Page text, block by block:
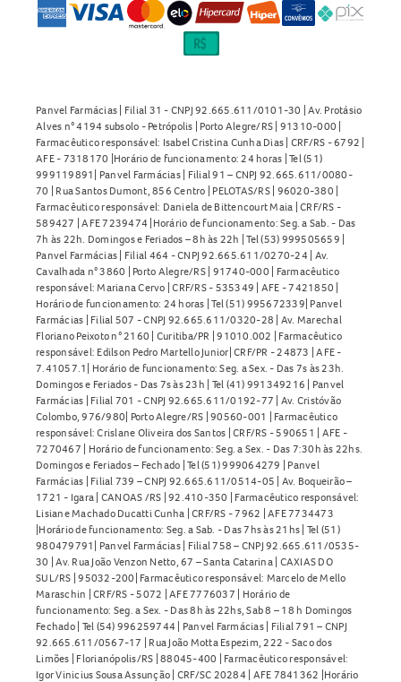
Panvel Farmácias | Filial 31 - CNPJ 92.665.611/0101-30 | Av. Protásio
Alves n° 4194 subsolo - Petrópolis | Porto Alegre/RS | 91310-000 |
Farmacêutico responsável: Isabel Cristina Cunha Dias | CRF/RS - 6792 |
AFE - 7318170 |Horário de funcionamento: 24 horas | Tel (51)
999119891| Panvel Farmácias | Filial 91 – CNPJ 92.665.611/0080-
70 | Rua Santos Dumont, 856 Centro | PELOTAS/RS | 96020-380 |
Farmacêutico responsável: Daniela de Bittencourt Maia | CRF/RS -
589427 | AFE 7239474 |Horário de funcionamento: Seg. a Sab. - Das
7h às 22h. Domingos e Feriados – 8h às 22h | Tel (53) 999505659 |
Panvel Farmácias | Filial 464 - CNPJ 92.665.611/0270-24 | Av.
Cavalhada n° 3860 | Porto Alegre/RS | 91740-000 | Farmacêutico
responsável: Mariana Cervo | CRF/RS - 535349 | AFE - 7421850 |
Horário de funcionamento: 24 horas | Tel (51) 995672339| Panvel
Farmácias | Filial 507 - CNPJ 92.665.611/0320-28 | Av. Marechal
Floriano Peixoto n° 2160 | Curitiba/PR | 91010.002 | Farmacêutico
responsável: Edilson Pedro Martello Junior| CRF/PR - 24873 | AFE -
7.41057.1| Horário de funcionamento: Seg. a Sex. - Das 7s às 23h.
Domingos e Feriados - Das 7s às 23h | Tel (41) 991349216 | Panvel
Farmácias | Filial 701 - CNPJ 92.665.611/0192-77 | Av. Cristóvão
Colombo, 976/980| Porto Alegre/RS | 90560-001 | Farmacêutico
responsável: Crislane Oliveira dos Santos | CRF/RS - 590651 | AFE -
7270467 | Horário de funcionamento: Seg. a Sex. - Das 7:30h às 22hs.
Domingos e Feriados – Fechado | Tel (51) 999064279 | Panvel
Farmácias | Filial 739 – CNPJ 92.665.611/0514-05 | Av. Boqueirão –
1721 - Igara | CANOAS /RS | 92.410-350 | Farmacêutico responsável:
Lisiane Machado Ducatti Cunha | CRF/RS - 7962 | AFE 7734473
|Horário de funcionamento: Seg. a Sab. - Das 7hs às 21hs | Tel (51)
980479791| Panvel Farmácias | Filial 758 – CNPJ 92.665.611/0535-
30 | Av. Rua João Venzon Netto, 67 – Santa Catarina | CAXIAS DO
SUL/RS | 95032-200| Farmacêutico responsável: Marcelo de Mello
Maraschin | CRF/RS - 5072 | AFE 7776037 | Horário de
funcionamento: Seg. a Sex. - Das 8h às 22hs, Sab 8 – 18 h Domingos
Fechado | Tel (54) 996259744 | Panvel Farmácias | Filial 791 – CNPJ
92.665.611/0567-17 | Rua João Motta Espezim, 222 - Saco dos
Limões | Florianópolis/RS | 88045-400 | Farmacêutico responsável:
Igor Vinicius Sousa Assunção | CRF/SC 20284 | AFE 7841362 |Horário